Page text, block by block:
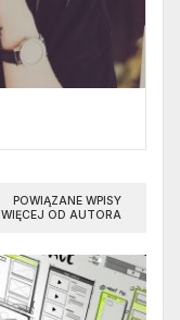
POWIĄZANE WPISY
WIĘCEJ OD AUTORA